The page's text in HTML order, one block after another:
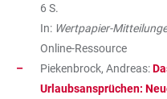
6 S.
In: Wertpapier-
Online-Ressource
Piekenbrock, Andreas:
Urlaubsansprüchen: